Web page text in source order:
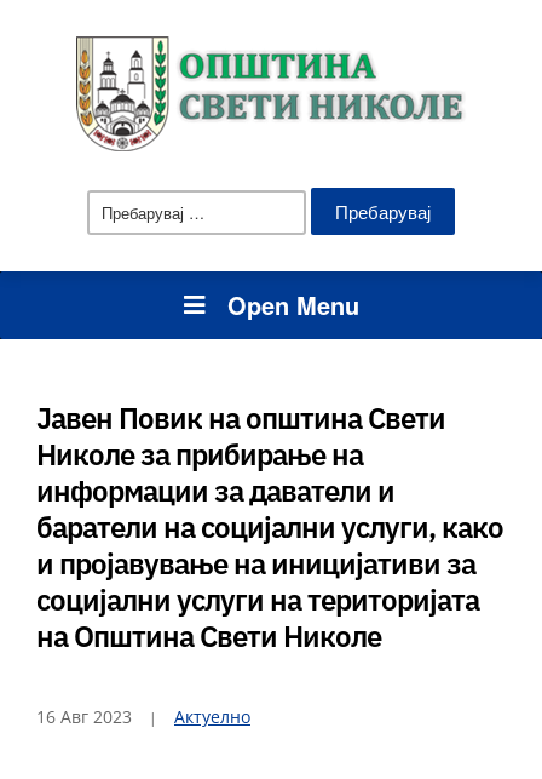
Пребарувај
за:
Open Menu
Јавен Повик на општина Свети
Николе за прибирање на
информации за даватели и
баратели на социјални услуги, како
и пројавување на иницијативи за
социјални услуги на територијата
на Општина Свети Николе
16 Авг 2023 Актуелно